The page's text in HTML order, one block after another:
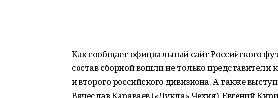
Как сообщает официальный сайт Российского
состав сборной вошли не только
и второго российского дивизиона. А также
Вячеслав Караваев («Дукла» Чехия), Евгений